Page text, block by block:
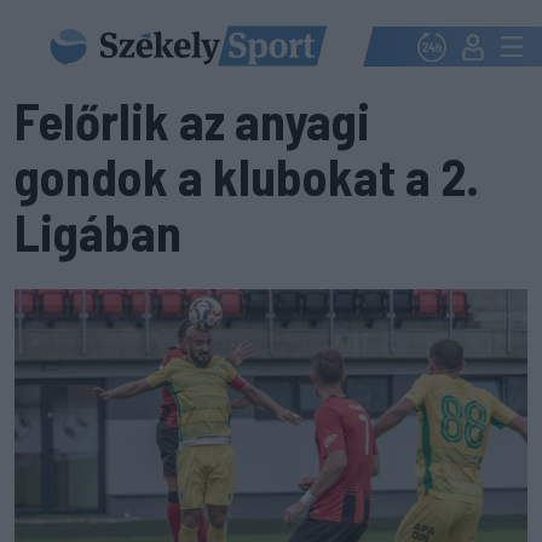
Felőrlik az anyagi
gondok a klubokat a 2.
Ligában